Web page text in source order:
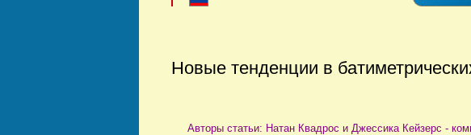
Новые тенденции в
Авторы статьи: Натан Квадрос и Джессика Кейзерс -